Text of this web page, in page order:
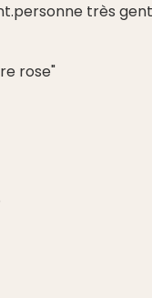
très
rose"